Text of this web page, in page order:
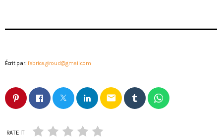
Écrit par:fabrice.giroud@gmail.com
email
RATE IT